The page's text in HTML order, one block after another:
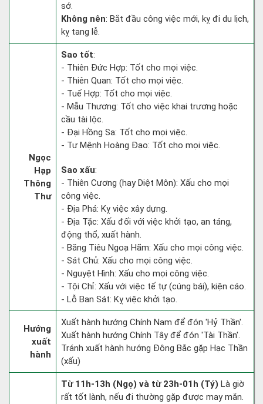
sớ.
Không nên: Bắt đầu công việc mới, kỵ đi du lịch,
kỵ tang lễ.
Ngọc
Hạp
Thông
Thư
Sao tốt:
- Thiên Đức Hợp: Tốt cho mọi việc.
- Thiên Quan: Tốt cho mọi việc.
- Tuế Hợp: Tốt cho mọi việc.
- Mẫu Thương: Tốt cho việc khai trương hoặc
cầu tài lộc.
- Đại Hồng Sa: Tốt cho mọi việc.
- Tư Mệnh Hoàng Đạo: Tốt cho mọi việc.
Sao xấu:
- Thiên Cương (hay Diệt Môn): Xấu cho mọi
công việc.
- Địa Phá: Kỵ việc xây dựng.
- Địa Tặc: Xấu đối với việc khởi tạo, an táng,
động thổ, xuất hành.
- Băng Tiêu Ngoạ Hãm: Xấu cho mọi công việc.
- Sát Chủ: Xấu cho mọi công việc.
- Nguyệt Hình: Xấu cho mọi công việc.
- Tội Chỉ: Xấu với việc tế tự (cúng bái), kiện cáo.
- Lỗ Ban Sát: Kỵ việc khởi tạo.
Hướng
xuất
hành
Xuất hành hướng Chính Nam để đón 'Hỷ Thần'.
Xuất hành hướng Chính Tây để đón 'Tài Thần'.
Tránh xuất hành hướng Đông Bắc gặp Hạc Thần
(xấu)
Từ 11h-13h (Ngọ) và từ 23h-01h (Tý) Là giờ
rất tốt lành, nếu đi thường gặp được may mắn.